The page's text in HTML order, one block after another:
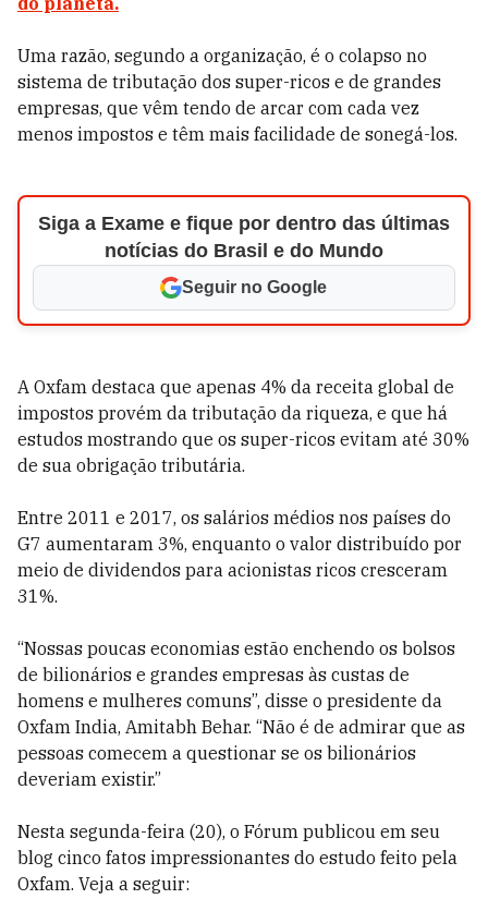
Uma razão, segundo a organização, é o colapso no
sistema de tributação dos super-ricos e de grandes
empresas, que vêm tendo de arcar com cada vez
menos impostos e têm mais facilidade de sonegá-los.
Siga a Exame e fique por dentro das últimas
notícias do Brasil e do Mundo
Seguir no Google
A Oxfam destaca que apenas 4% da receita global de
impostos provém da tributação da riqueza, e que há
estudos mostrando que os super-ricos evitam até 30%
de sua obrigação tributária.
Entre 2011 e 2017, os salários médios nos países do
G7 aumentaram 3%, enquanto o valor distribuído por
meio de dividendos para acionistas ricos cresceram
31%.
“Nossas poucas economias estão enchendo os bolsos
de bilionários e grandes empresas às custas de
homens e mulheres comuns”, disse o presidente da
Oxfam India, Amitabh Behar. “Não é de admirar que as
pessoas comecem a questionar se os bilionários
deveriam existir.”
Nesta segunda-feira (20), o Fórum publicou em seu
blog cinco fatos impressionantes do estudo feito pela
Oxfam. Veja a seguir: